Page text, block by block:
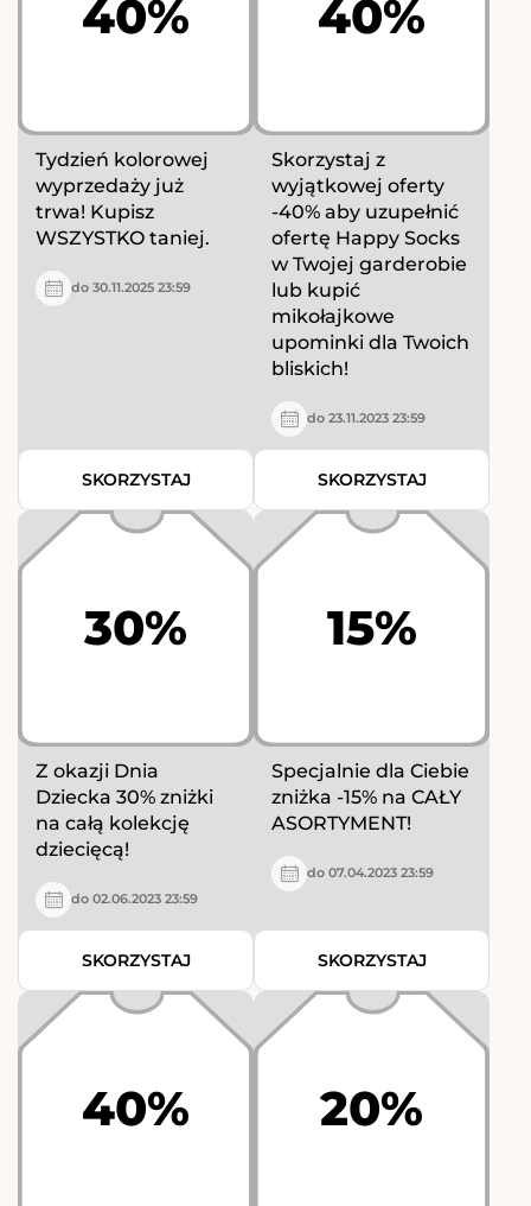
40%
Tydzień kolorowej
wyprzedaży już
trwa! Kupisz
WSZYSTKO taniej.
do 30.11.2025 23:59
SKORZYSTAJ
40%
Skorzystaj z
wyjątkowej oferty
-40% aby uzupełnić
ofertę Happy Socks
w Twojej garderobie
lub kupić
mikołajkowe
upominki dla Twoich
bliskich!
do 23.11.2023 23:59
SKORZYSTAJ
30%
Z okazji Dnia
Dziecka 30% zniżki
na całą kolekcję
dziecięcą!
do 02.06.2023 23:59
SKORZYSTAJ
15%
Specjalnie dla Ciebie
zniżka -15% na CAŁY
ASORTYMENT!
do 07.04.2023 23:59
SKORZYSTAJ
40% 20%